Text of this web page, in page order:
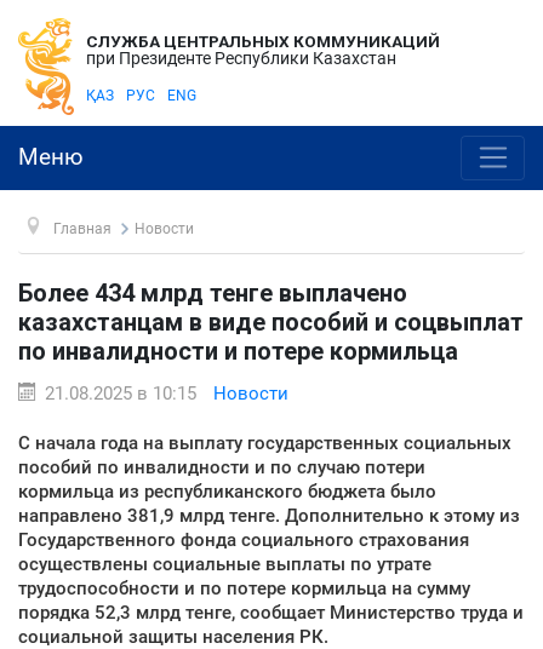
СЛУЖБА ЦЕНТРАЛЬНЫХ КОММУНИКАЦИЙ
при Президенте Республики Казахстан
ҚАЗ РУС ENG
Меню
Главная Новости
Более 434 млрд тенге выплачено
казахстанцам в виде пособий и соцвыплат
по инвалидности и потере кормильца
21.08.2025 в 10:15 Новости
С начала года на выплату государственных социальных
пособий по инвалидности и по случаю потери
кормильца из республиканского бюджета было
направлено 381,9 млрд тенге. Дополнительно к этому из
Государственного фонда социального страхования
осуществлены социальные выплаты по утрате
трудоспособности и по потере кормильца на сумму
порядка 52,3 млрд тенге, сообщает Министерство труда и
социальной защиты населения РК.